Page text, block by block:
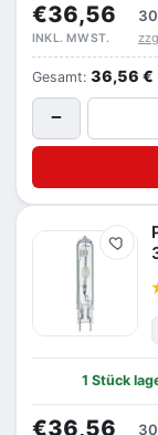
€36,56
INKL. MWST.
Gesamt: 36,56 €
−
Merken
1 Stück
€36,56